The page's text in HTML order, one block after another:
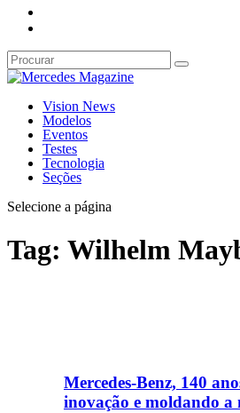
Vision News
Modelos
Eventos
Testes
Tecnologia
Seções
Selecione a página
Tag: Wilhelm
Mercedes-Benz, 140
inovação e moldando a